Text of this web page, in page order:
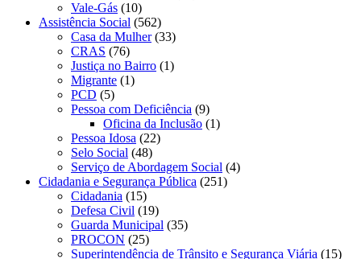
Vale-Gás (10)
Assistência Social (562)
Casa da Mulher(33)
CRAS (76)
Justiça no Bairro (1)
Migrante (1)
PCD (5)
Pessoa com Deficiência (9)
Oficina da Inclusão (1)
Pessoa Idosa (22)
Selo Social (48)
Serviço de Abordagem Social (4)
Cidadania e Segurança Pública (251)
Cidadania (15)
Defesa Civil (19)
Guarda Municipal (35)
PROCON (25)
Superintendência de Trânsito e Segurança Viária (15)